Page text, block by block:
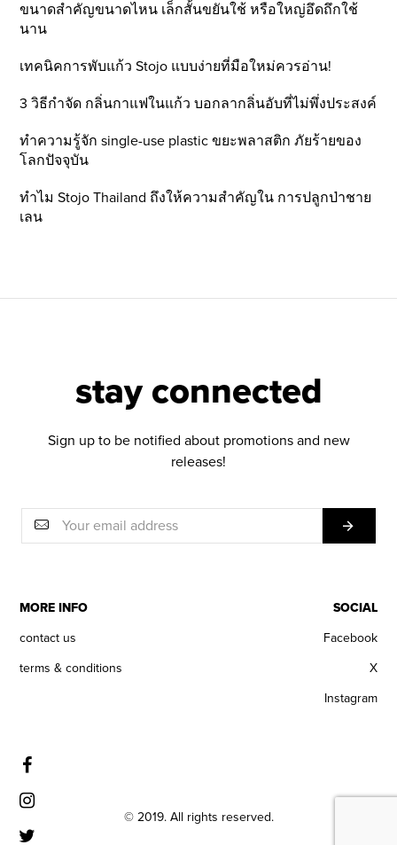
ขนาดสำคัญขนาดไหน เล็กสั้นขยันใช้ หรือใหญ่อึดถึกใช้
นาน
เทคนิคการพับแก้ว Stojo แบบง่ายที่มือใหม่ควรอ่าน!
3 วิธีกำจัด กลิ่นกาแฟในแก้ว บอกลากลิ่นอับที่ไม่พึ่งประสงค์
ทำความรู้จัก single-use plastic ขยะพลาสติก ภัยร้ายของ
โลกปัจจุบัน
ทำไม Stojo Thailand ถึงให้ความสำคัญใน การปลูกป่าชาย
เลน
stay connected
Sign up to be notified about promotions and new
releases!
MORE INFO
contact us
terms & conditions
SOCIAL
Facebook
X
Instagram
© 2019. All rights reserved.